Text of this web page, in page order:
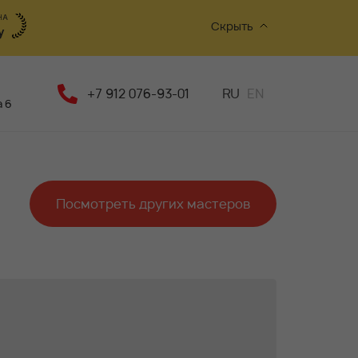
Скрыть
6
+7 912 076-93-01 RU EN
Посмотреть других мастеров